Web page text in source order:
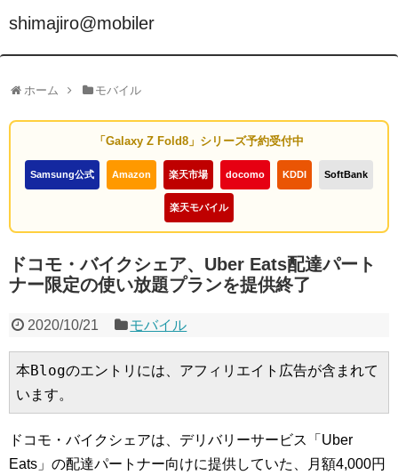
shimajiro@mobiler
ホーム モバイル
「Galaxy Z Fold8」シリーズ予約受付中
Samsung公式 Amazon 楽天市場 docomo KDDI SoftBank
楽天モバイル
ドコモ・バイクシェア、Uber Eats配達パート
ナー限定の使い放題プランを提供終了
2020/10/21 モバイル
本Blogのエントリには、アフィリエイト広告が含まれて
います。
ドコモ・バイクシェアは、デリバリーサービス「Uber
Eats」の配達パートナー向けに提供していた、月額4,000円